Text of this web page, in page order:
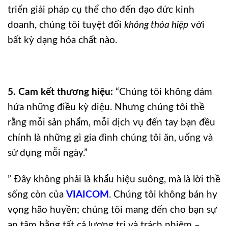
triển giải pháp cụ thể cho đến đạo đức kinh
doanh, chúng tôi tuyệt đối không thỏa hiệp với
bất kỳ dạng hóa chất nào.
5. Cam kết thương hiệu: “Chúng tôi không dám
hứa những điều kỳ diệu. Nhưng chúng tôi thề
rằng mỗi sản phẩm, mỗi dịch vụ đến tay bạn đều
chính là những gì gia đình chúng tôi ăn, uống và
sử dụng mỗi ngày.”
” Đây không phải là khẩu hiệu suông, mà là lời thề
sống còn của VIAICOM . Chúng tôi không bán hy
vọng hão huyền; chúng tôi mang đến cho bạn sự